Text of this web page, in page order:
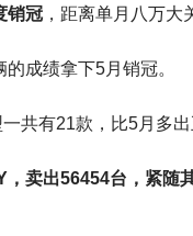
销冠 ，距离单月八万大
成绩拿下5月销冠。
共有21款，比5月多
卖出56454台，紧随